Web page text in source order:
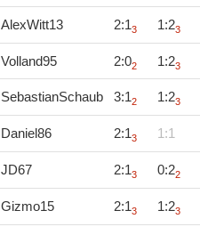
AlexWitt13 2:13 1:23
Volland95 2:02 1:23
SebastianSchaub 3:12 1:23
Daniel86 2:13 1:1
JD67 2:13 0:22
Gizmo15 2:13 1:23